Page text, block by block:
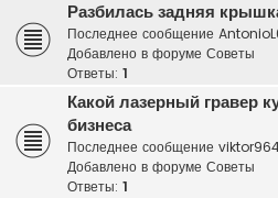
Разбилась задняя
Последнее сообщение
Добавлено в форуме Советы
Ответы: 1
Какой лазерный гравер
бизнеса
Последнее сообщение
Добавлено в форуме Советы
Ответы: 1